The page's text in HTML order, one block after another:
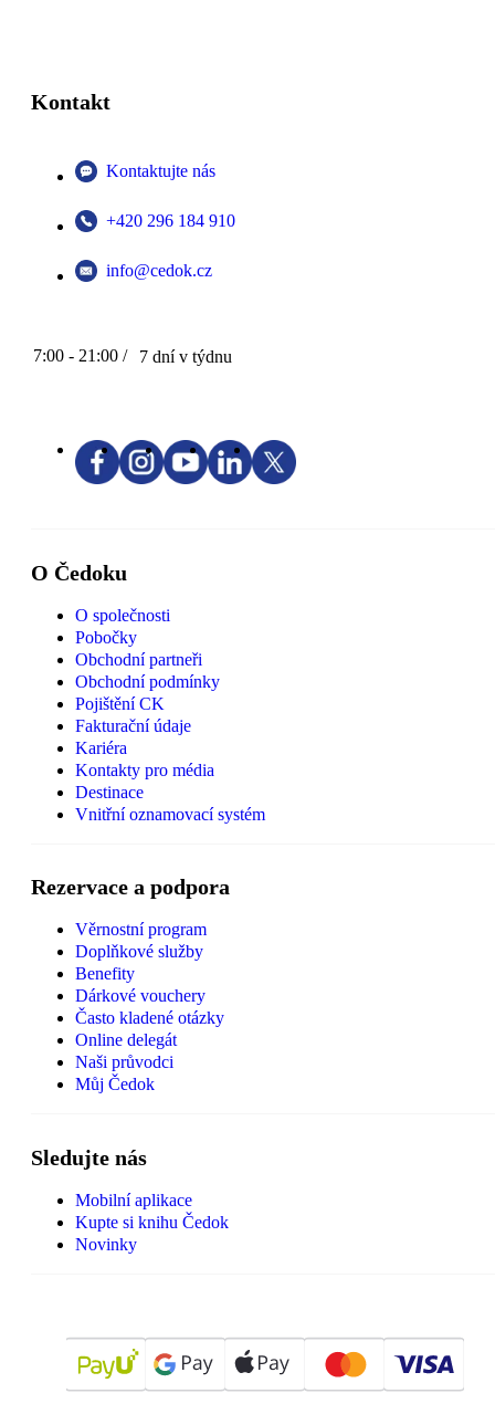
Kontakt
Kontaktujte nás
+420 296 184 910
info@cedok.cz
7:00 - 21:00 / 7 dní v týdnu
O Čedoku
O společnosti
Pobočky
Obchodní partneři
Obchodní podmínky
Pojištění CK
Fakturační údaje
Kariéra
Kontakty pro média
Destinace
Vnitřní oznamovací systém
Rezervace a podpora
Věrnostní program
Doplňkové služby
Benefity
Dárkové vouchery
Často kladené otázky
Online delegát
Naši průvodci
Můj Čedok
Sledujte nás
Mobilní aplikace
Kupte si knihu Čedok
Novinky